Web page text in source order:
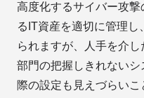
高度化するサイバー攻
るIT資産を適切に管理
られますが、人手を介
部門の把握しきれない
際の設定も見えづらい